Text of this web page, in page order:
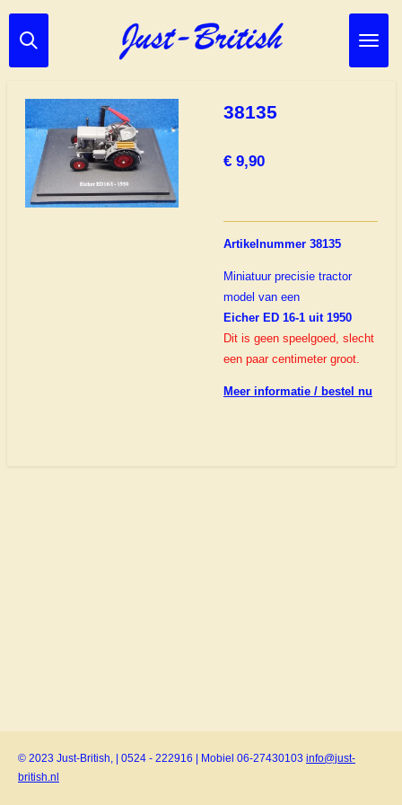
Ga
direct
hoofdinhoud
38135
€ 9,90
Artikelnummer 38135
Miniatuur precisie tractor
model van een
Eicher ED 16-1 uit 1950
Dit is geen speelgoed, slecht
een paar centimeter groot.
Meer informatie / bestel nu
© 2023 Just-British, | 0524 - 222916 | Mobiel 06-27430103 info@just-
british.nl